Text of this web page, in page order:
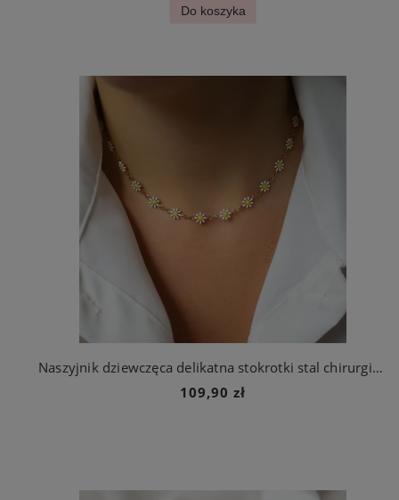
Do koszyka
Naszyjnik dziewczęca delikatna stokrotki stal chirurgiczna
109,90 zł